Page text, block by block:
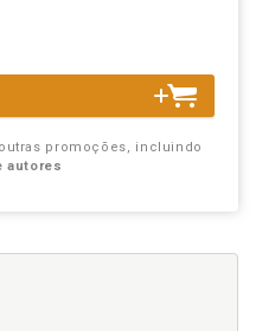
promoções, incluindo
autores